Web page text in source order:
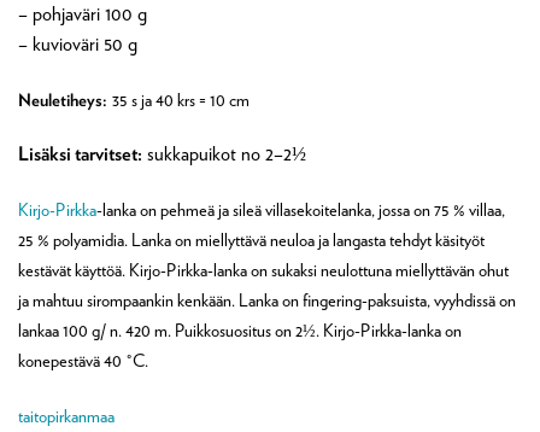
– pohjaväri 100 g
– kuvioväri 50 g
Neuletiheys: 35 s ja 40 krs = 10 cm
Lisäksi tarvitset: sukkapuikot no 2–2½
Kirjo-Pirkka-lanka on pehmeä ja sileä villasekoitelanka, jossa on 75 % villaa,
25 % polyamidia. Lanka on miellyttävä neuloa ja langasta tehdyt käsityöt
kestävät käyttöä. Kirjo-Pirkka-lanka on sukaksi neulottuna miellyttävän ohut
ja mahtuu sirompaankin kenkään. Lanka on fingering-paksuista, vyyhdissä on
lankaa 100 g/ n. 420 m. Puikkosuositus on 2½. Kirjo-Pirkka-lanka on
konepestävä 40 °C.
taitopirkanmaa